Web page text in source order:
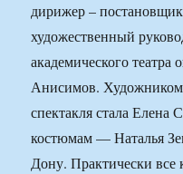
дирижер –
художественный
академического
Анисимов.
спектакля стала Елена
костюмам — Наталья
Дону. Практически